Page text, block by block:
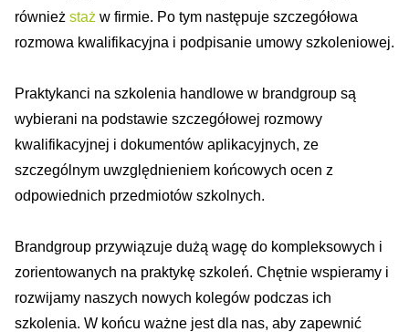
również staż w firmie. Po tym następuje szczegółowa
rozmowa kwalifikacyjna i podpisanie umowy szkoleniowej.
Praktykanci na szkolenia handlowe w brandgroup są
wybierani na podstawie szczegółowej rozmowy
kwalifikacyjnej i dokumentów aplikacyjnych, ze
szczególnym uwzględnieniem końcowych ocen z
odpowiednich przedmiotów szkolnych.
Brandgroup przywiązuje dużą wagę do kompleksowych i
zorientowanych na praktykę szkoleń. Chętnie wspieramy i
rozwijamy naszych nowych kolegów podczas ich
szkolenia. W końcu ważne jest dla nas, aby zapewnić